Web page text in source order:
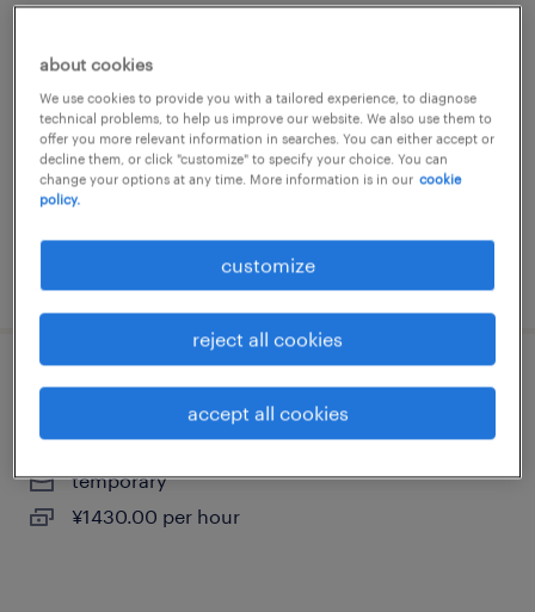
東京都墨田区, 東京都
temporary
¥1439.00 per hour
販売（家電・携帯・その他）
東京都墨田区, 東京都
temporary
¥1430.00 per hour
about cookies
We use cookies to provide you with a tailored experience, to diagnose
technical problems, to help us improve our website. We also use them to
offer you more relevant information in searches. You can either accept or
decline them, or click "customize" to specify your choice. You can
change your options at any time. More information is in our cookie
policy.
customize
reject all cookies
accept all cookies